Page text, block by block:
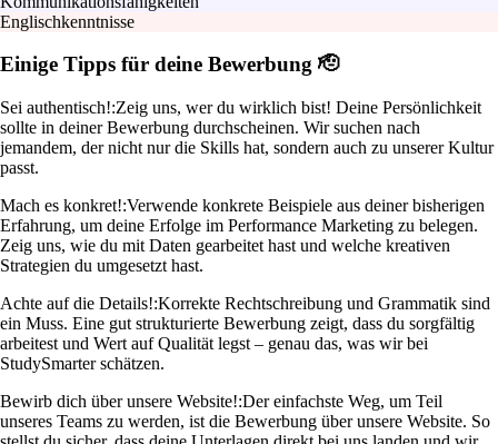
Englischkenntnisse
Einige Tipps für deine Bewerbung 🫡
Sei authentisch!:Zeig uns, wer du wirklich bist! Deine Persönlichkeit
sollte in deiner Bewerbung durchscheinen. Wir suchen nach
jemandem, der nicht nur die Skills hat, sondern auch zu unserer Kultur
passt.
Mach es konkret!:Verwende konkrete Beispiele aus deiner bisherigen
Erfahrung, um deine Erfolge im Performance Marketing zu belegen.
Zeig uns, wie du mit Daten gearbeitet hast und welche kreativen
Strategien du umgesetzt hast.
Achte auf die Details!:Korrekte Rechtschreibung und Grammatik sind
ein Muss. Eine gut strukturierte Bewerbung zeigt, dass du sorgfältig
arbeitest und Wert auf Qualität legst – genau das, was wir bei
StudySmarter schätzen.
Bewirb dich über unsere Website!:Der einfachste Weg, um Teil
unseres Teams zu werden, ist die Bewerbung über unsere Website. So